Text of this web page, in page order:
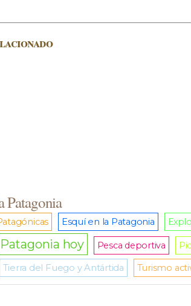
Patagonia
Esquí en la Patagonia
Patagonia hoy Pesca deportiva
Tierra del Fuego y Antártida Turismo